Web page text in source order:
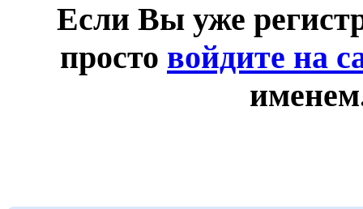
Если Вы уже
просто войдите на